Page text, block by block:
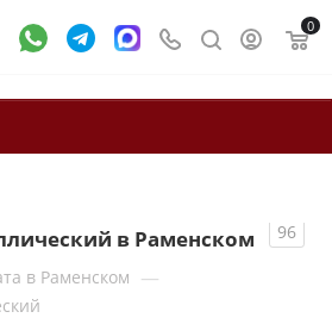
0
в Раменском
96
в Раменском —